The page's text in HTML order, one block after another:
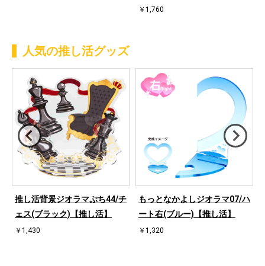
￥1,760
人気の推し活グッズ
推し活背景ジオラマぷち44/チ
ェス(ブラック)【推し活】
￥1,430
もっとなかよしジオラマ07/ハ
ート右(ブルー)【推し活】
￥1,320